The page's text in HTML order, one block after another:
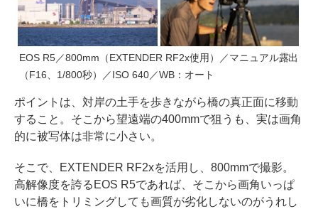
EOS R5／800mm（EXTENDER RF2x使用）／マニュアル露出
（F16、1/800秒）／ISO 640／WB：オート
ポイントは、対岸の土手を歩きながら橋の真正面に移動
すること。そこから望遠端の400mmで狙うも、実は画角
的に被写体は非常に小さい。
そこで、EXTENDER RF2xを活用し、800mmで撮影。
高解像度を誇るEOS R5であれば、そこから画角いっぱ
いに橋をトリミングしても画質が劣化しないのがうれし